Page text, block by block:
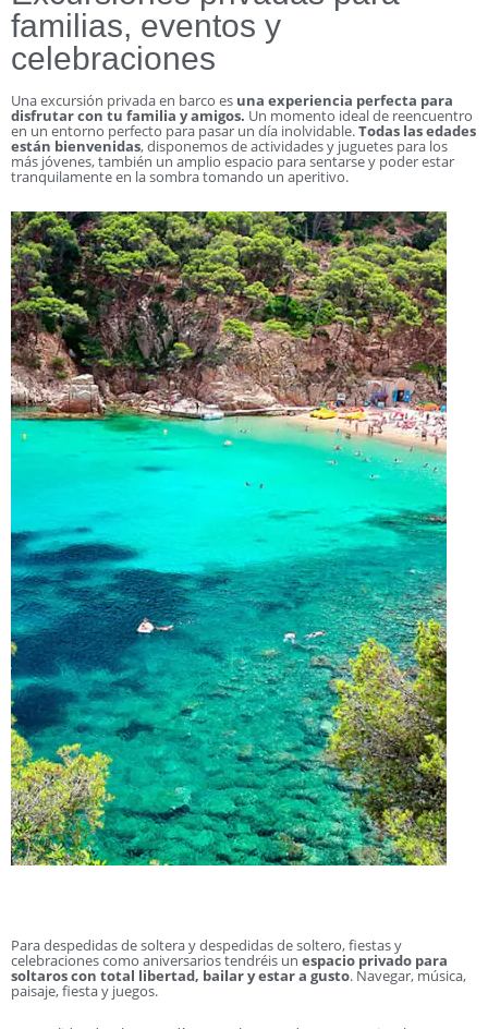
familias, eventos y
celebraciones
Una excursión privada en barco es una experiencia perfecta para
disfrutar con tu familia y amigos. Un momento ideal de reencuentro
en un entorno perfecto para pasar un día inolvidable.Todas las edades
están bienvenidas, disponemos de actividades y juguetes para los
más jóvenes, también un amplio espacio para sentarse y poder estar
tranquilamente en la sombra tomando un aperitivo.
Para despedidas de soltera y despedidas de soltero, fiestas y
celebraciones como aniversarios tendréis un espacio privado para
soltaros con total libertad, bailar y estar a gusto. Navegar, música,
paisaje, fiesta y juegos.